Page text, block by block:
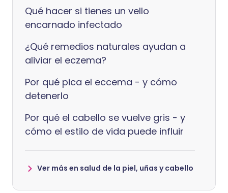
Qué hacer si tienes un vello
encarnado infectado
¿Qué remedios naturales ayudan a
aliviar el eczema?
Por qué pica el eccema - y cómo
detenerlo
Por qué el cabello se vuelve gris - y
cómo el estilo de vida puede influir
Ver más en salud de la piel, uñas y cabello